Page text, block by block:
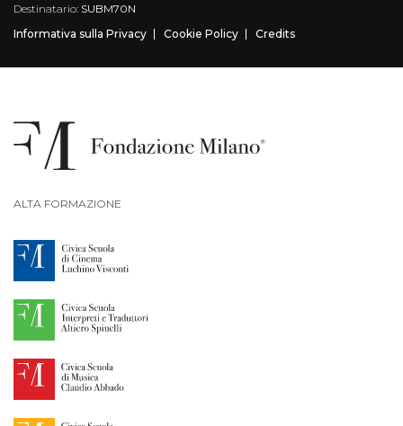
Destinatario: SUBM70N
Informativa sulla Privacy
Cookie Policy Credits
ALTA FORMAZIONE